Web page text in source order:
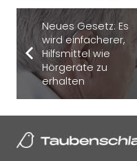
Neues Gesetz: Es
wird einfacherer,
Hilfsmittel wie
Hörgeräte zu
erhalten